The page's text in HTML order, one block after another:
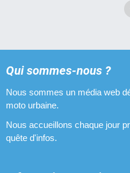
Qui sommes-nous ?
Nous sommes un média web
moto urbaine.
Nous accueillons chaque jour
quête d'infos.